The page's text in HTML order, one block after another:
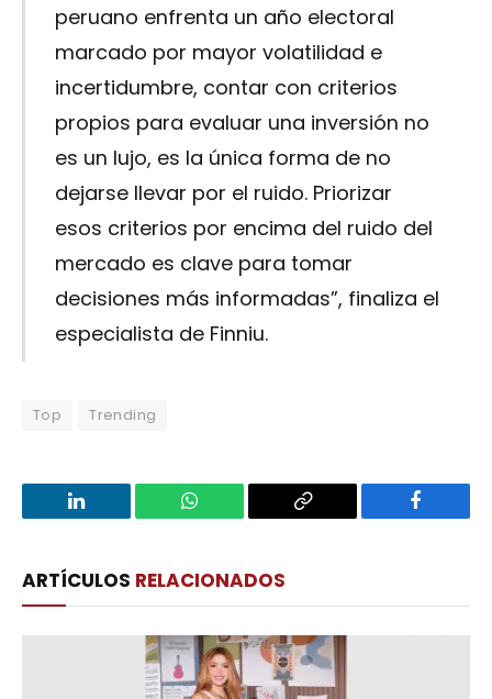
peruano enfrenta un año electoral
marcado por mayor volatilidad e
incertidumbre, contar con criterios
propios para evaluar una inversión no
es un lujo, es la única forma de no
dejarse llevar por el ruido. Priorizar
esos criterios por encima del ruido del
mercado es clave para tomar
decisiones más informadas”, finaliza el
especialista de Finniu.
Top Trending
LinkedIn WhatsApp
Copy
Facebook
ARTÍCULOS RELACIONADOS